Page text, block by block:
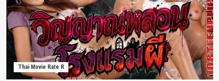
Thai Movie Rate R